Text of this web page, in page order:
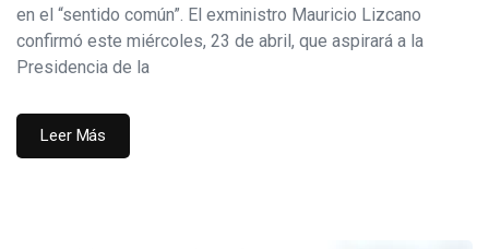
en el “sentido común”. El exministro Mauricio Lizcano
confirmó este miércoles, 23 de abril, que aspirará a la
Presidencia de la
Leer Más